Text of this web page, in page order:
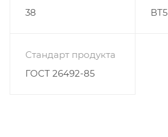
38
ВТ5
Стандарт продукта
ГОСТ 26492-85